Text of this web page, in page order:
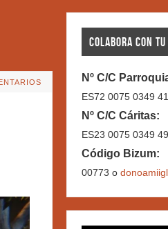
COLABORA CON
Nº C/C
ES72 0075 0349
Nº C/C Cáritas:
ES23 0075 0349
Código Bizum:
00773 o